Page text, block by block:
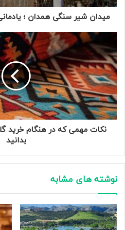
میدان شیر سنگی همدان ؛
نکات مهمی که در هنگام خرید
بدانید
نوشته های مشابه